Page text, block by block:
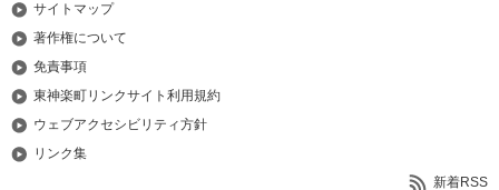
サイトマップ
著作権について
免責事項
東神楽町リンクサイト利用規約
ウェブアクセシビリティ方針
リンク集
新着RSS